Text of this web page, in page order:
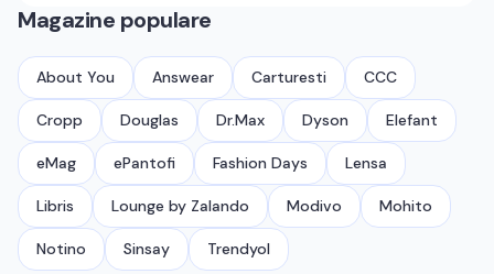
Magazine populare
About You Answear Carturesti CCC
Cropp Douglas Dr.Max Dyson Elefant
eMag ePantofi Fashion Days Lensa
Libris Lounge by Zalando Modivo Mohito
Notino Sinsay Trendyol